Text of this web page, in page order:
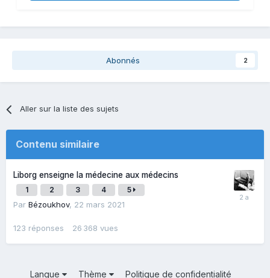
Abonnés 2
Aller sur la liste des sujets
Contenu similaire
Liborg enseigne la médecine aux médecins
1 2 3 4 5
Par Bézoukhov, 22 mars 2021
123 réponses 26 368 vues
Langue Thème Politique de confidentialité